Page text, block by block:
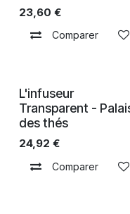
23,60 €
Comparer
Nouveau !
L'infuseur
Transparent -
des thés
24,92 €
Comparer